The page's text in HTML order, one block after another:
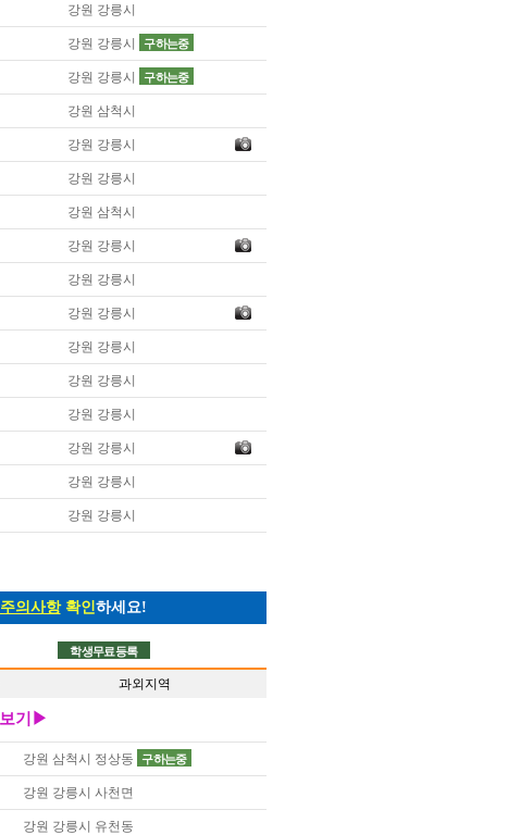
강원 강릉시
강원 강릉시 구하는중
강원 강릉시 구하는중
강원 삼척시
강원 강릉시
강원 강릉시
강원 삼척시
강원 강릉시
강원 강릉시
강원 강릉시
강원 강릉시
강원 강릉시
강원 강릉시
강원 강릉시
강원 강릉시
강원 강릉시
주의사항 확인하세요!
학생무료등록
과외지역
보기▶
강원 삼척시 정상동 구하는중
강원 강릉시 사천면
강원 강릉시 유천동